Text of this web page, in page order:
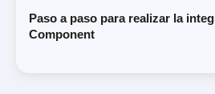
Paso a paso para realizar la
Component